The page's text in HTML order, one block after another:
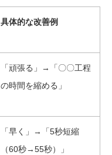
具体的な改善例
「頑張る」→「〇〇工程
の時間を縮める」
「早く」→「5秒短縮
（60秒→55秒）」